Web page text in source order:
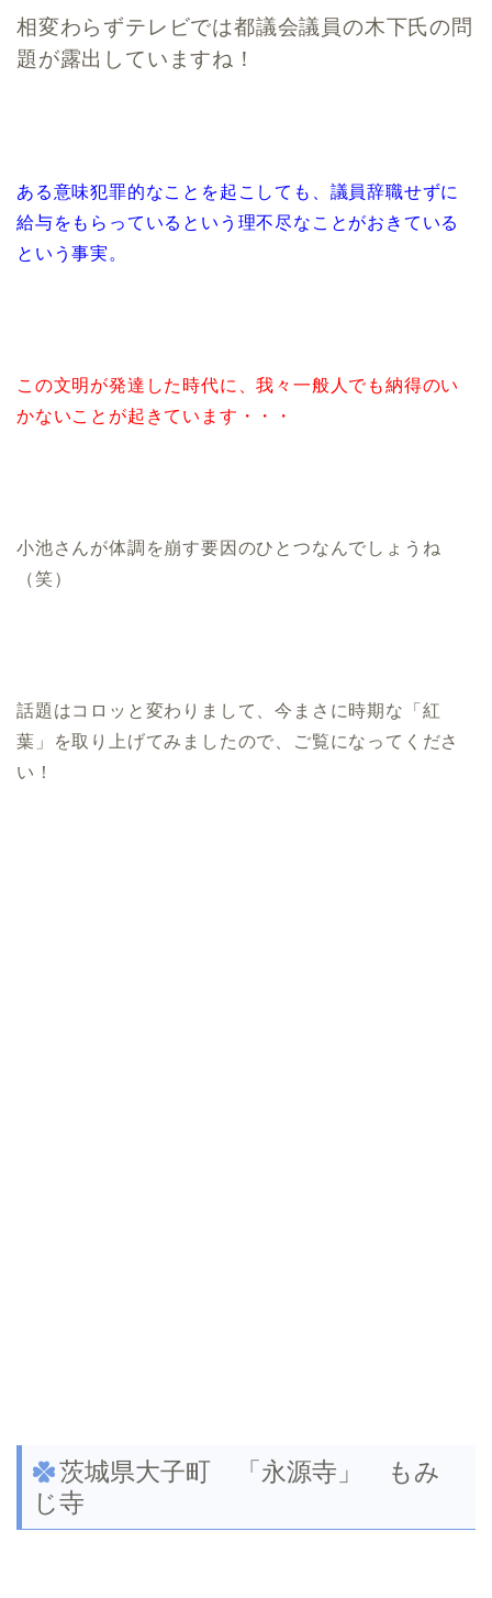
相変わらずテレビでは都議会議員の木下氏の問
題が露出していますね！
ある意味犯罪的なことを起こしても、議員辞職せずに
給与をもらっているという理不尽なことがおきている
という事実。
この文明が発達した時代に、我々一般人でも納得のい
かないことが起きています・・・
小池さんが体調を崩す要因のひとつなんでしょうね
（笑）
話題はコロッと変わりまして、今まさに時期な「紅
葉」を取り上げてみましたので、ご覧になってくださ
い！
茨城県大子町 「永源寺」 もみ
じ寺